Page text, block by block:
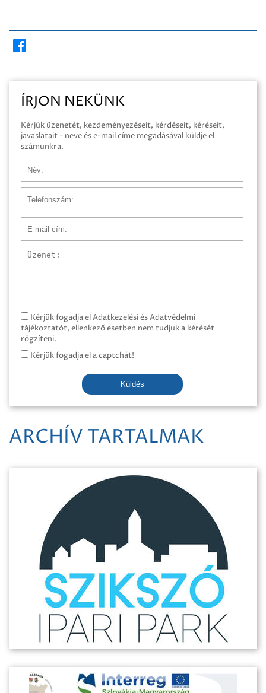
ÍRJON NEKÜNK
Kérjük üzenetét, kezdeményezéseit, kérdéseit, kéréseit,
javaslatait - neve és e-mail címe megadásával küldje el
számunkra.
Üzenet
Kérjük fogadja el Adatkezelési és Adatvédelmi
tájékoztatót, ellenkező esetben nem tudjuk a kérését
rögzíteni.
Kérjük fogadja el a captchát!
Küldés
ARCHÍV TARTALMAK